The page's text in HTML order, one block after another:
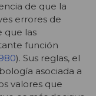
de que la
errores de
que las
función
). Sus reglas, el
asociada a
valores que